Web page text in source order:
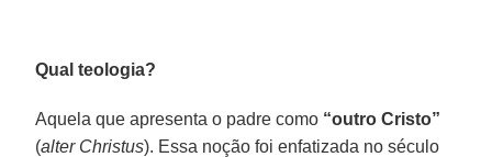
Qual teologia?
Aquela que apresenta o padre como “outro Cristo”
(alter Christus). Essa noção foi enfatizada no século